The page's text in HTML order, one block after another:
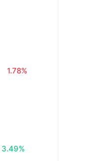
1.78%
3.49%